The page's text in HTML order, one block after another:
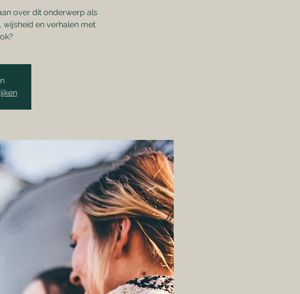
over dit onderwerp als
wijsheid en verhalen met